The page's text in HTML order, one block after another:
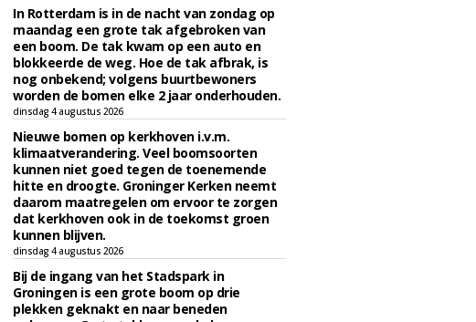
In Rotterdam is in de nacht van zondag op
maandag een grote tak afgebroken van
een boom. De tak kwam op een auto en
blokkeerde de weg. Hoe de tak afbrak, is
nog onbekend; volgens buurtbewoners
worden de bomen elke 2 jaar onderhouden.
dinsdag 4 augustus 2026
Nieuwe bomen op kerkhoven i.v.m.
klimaatverandering. Veel boomsoorten
kunnen niet goed tegen de toenemende
hitte en droogte. Groninger Kerken neemt
daarom maatregelen om ervoor te zorgen
dat kerkhoven ook in de toekomst groen
kunnen blijven.
dinsdag 4 augustus 2026
Bij de ingang van het Stadspark in
Groningen is een grote boom op drie
plekken geknakt en naar beneden